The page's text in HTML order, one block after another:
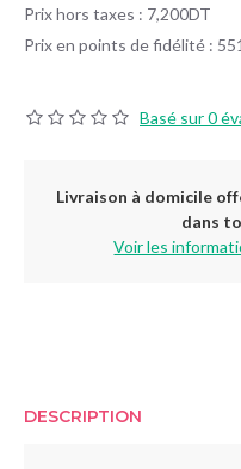
Basé sur 0
Prix hors taxes : 7,200DT
Prix en points de fidélité : 551
Livraison à domicile
dans
Voir les
DESCRIPTION